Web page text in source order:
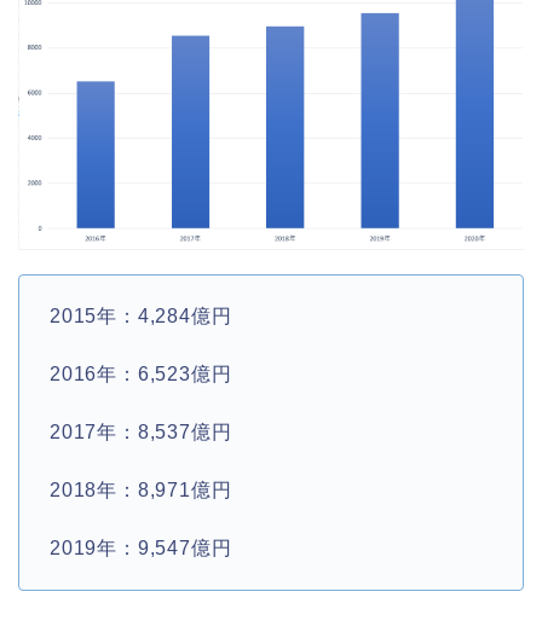
2015年：4,284億円
2016年：6,523億円
2017年：8,537億円
2018年：8,971億円
2019年：9,547億円